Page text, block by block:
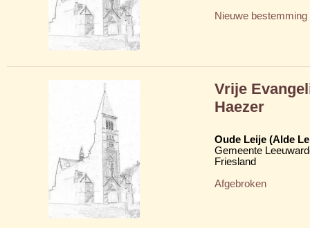
Nieuwe bestemming
Vrije
Haezer
Oude Leije (Alde
Gemeente
Friesland
Afgebroken